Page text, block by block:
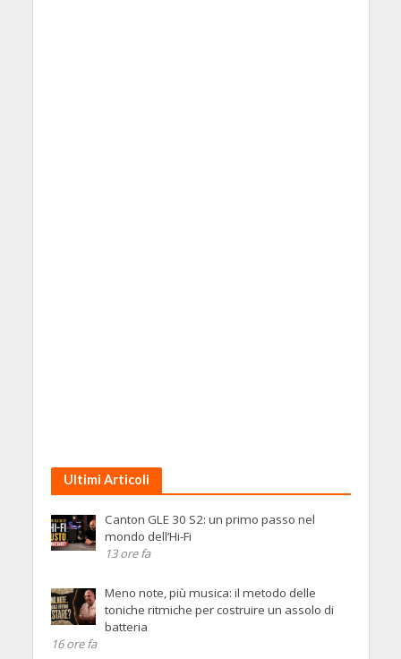
Ultimi Articoli
Canton GLE 30 S2: un primo passo nel
mondo dell’Hi-Fi
13 ore fa
Meno note, più musica: il metodo delle
toniche ritmiche per costruire un assolo di
batteria
16 ore fa